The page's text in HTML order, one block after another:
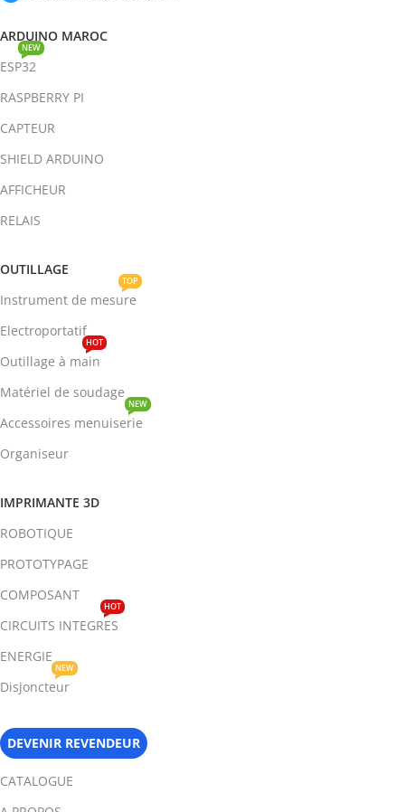
ARDUINO MAROC
ESP32
NEW
RASPBERRY PI
CAPTEUR
SHIELD ARDUINO
AFFICHEUR
RELAIS
OUTILLAGE
Instrument de mesure
TOP
Electroportatif
Outillage à main
HOT
Matériel de soudage
Accessoires menuiserie
NEW
Organiseur
IMPRIMANTE 3D
ROBOTIQUE
PROTOTYPAGE
COMPOSANT
CIRCUITS INTEGRES
HOT
ENERGIE
Disjoncteur
NEW
DEVENIR REVENDEUR
CATALOGUE